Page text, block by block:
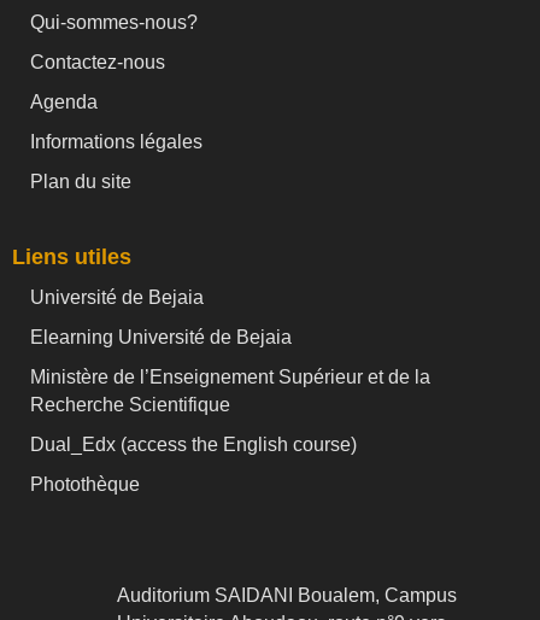
Qui-sommes-nous?
Contactez-nous
Agenda
Informations légales
Plan du site
Liens utiles
Université de Bejaia
Elearning Université de Bejaia
Ministère de l’Enseignement Supérieur et de la
Recherche Scientifique
Dual_Edx (access the English course)
Photothèque
Auditorium SAIDANI Boualem, Campus